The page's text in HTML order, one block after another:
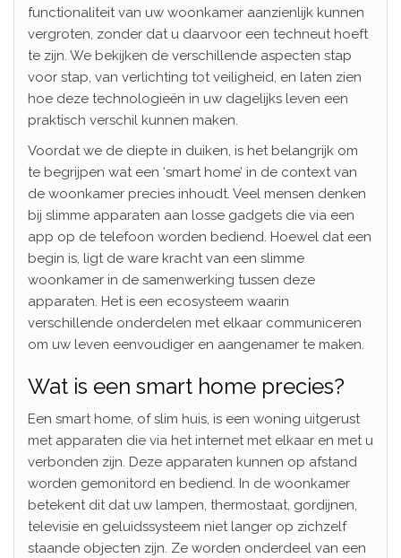
functionaliteit van uw woonkamer aanzienlijk kunnen
vergroten, zonder dat u daarvoor een techneut hoeft
te zijn. We bekijken de verschillende aspecten stap
voor stap, van verlichting tot veiligheid, en laten zien
hoe deze technologieën in uw dagelijks leven een
praktisch verschil kunnen maken.
Voordat we de diepte in duiken, is het belangrijk om
te begrijpen wat een ‘smart home’ in de context van
de woonkamer precies inhoudt. Veel mensen denken
bij slimme apparaten aan losse gadgets die via een
app op de telefoon worden bediend. Hoewel dat een
begin is, ligt de ware kracht van een slimme
woonkamer in de samenwerking tussen deze
apparaten. Het is een ecosysteem waarin
verschillende onderdelen met elkaar communiceren
om uw leven eenvoudiger en aangenamer te maken.
Wat is een smart home precies?
Een smart home, of slim huis, is een woning uitgerust
met apparaten die via het internet met elkaar en met u
verbonden zijn. Deze apparaten kunnen op afstand
worden gemonitord en bediend. In de woonkamer
betekent dit dat uw lampen, thermostaat, gordijnen,
televisie en geluidssysteem niet langer op zichzelf
staande objecten zijn. Ze worden onderdeel van een